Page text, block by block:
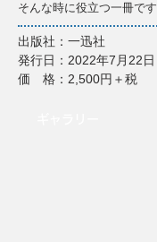
そんな時に役立つ一冊です
出版社：一迅社
発行日：2022年7月22日
価 格：2,500円＋税